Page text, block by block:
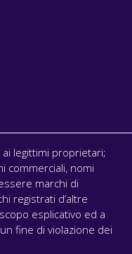
legittimi proprietari;
commerciali, nomi
marchi di
registrati d’altre
esplicativo ed a
fine di violazione dei